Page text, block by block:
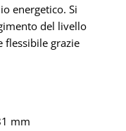
energetico. Si
del livello
flessibile grazie
mm